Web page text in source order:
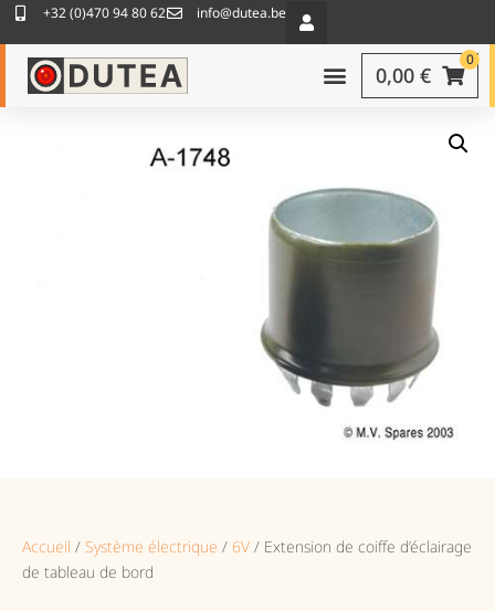
+32 (0)470 94 80 62 info@dutea.be
0
0,00 €
Accueil / Système électrique / 6V / Extension de coiffe d’éclairage
de tableau de bord